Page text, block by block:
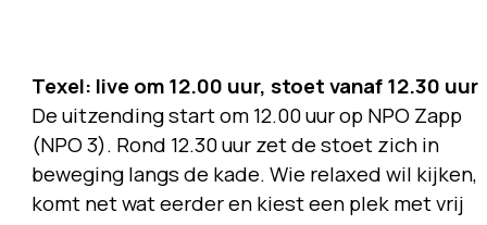
Texel: live om 12.00 uur, stoet vanaf 12.30 uur
De uitzending start om 12.00 uur op NPO Zapp
(NPO 3). Rond 12.30 uur zet de stoet zich in
beweging langs de kade. Wie relaxed wil kijken,
komt net wat eerder en kiest een plek met vrij